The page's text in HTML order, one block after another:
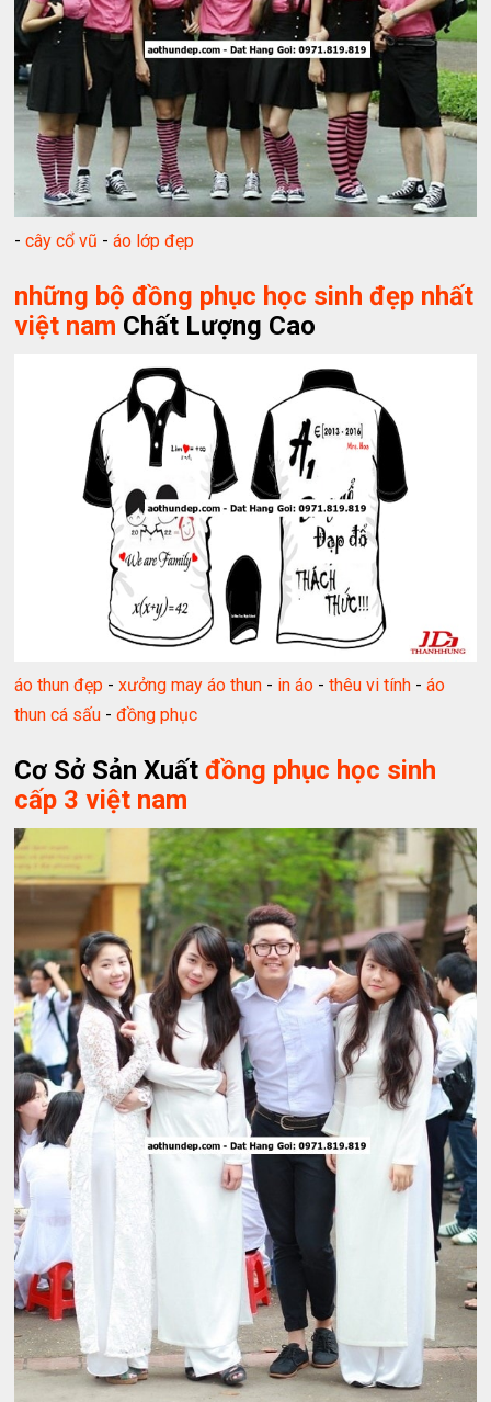
-cây cổ vũ -áo lớp đẹp
những bộ đồng phục học sinh đẹp nhất
việt nam Chất Lượng Cao
áo thun đẹp -xưởng may áo thun - in áo -thêu vi tính -áo
thun cá sấu -đồng phục
Cơ Sở Sản Xuấtđồng phục học sinh
cấp 3 việt nam